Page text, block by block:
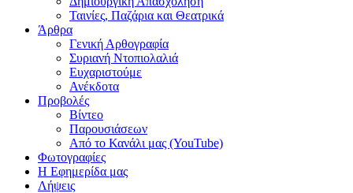
Ταινίες, Παζάρια και Θεατρικά
Άρθρα
Γενική Αρθογραφία
Συριανή Ντοπιολαλιά
Ευχαριστούμε
Ανέκδοτα
Προβολές
Βίντεο
Παρουσιάσεων
Από το Κανάλι μας (YouTube)
Φωτογραφίες
Η Εφημερίδα μας
Λήψεις